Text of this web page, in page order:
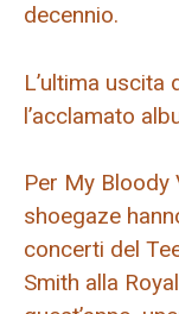
decennio.
L’ultima uscita
l’acclamato
Per My Bloody
shoegaze
concerti del
Smith alla